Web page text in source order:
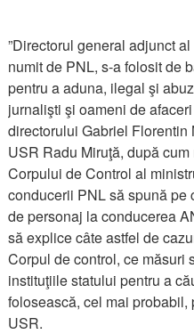
”Directorul general adjunct
numit de PNL, s-a folosit de
pentru a aduna, ilegal şi
jurnalişti şi oameni de
directorului Gabriel
USR Radu Miruţă, după
Corpului de Control al
conducerii PNL să spună pe
de personaj la conducerea
să explice câte astfel de
Corpul de control, ce măsuri
instituţiile statului pentru a
folosească, cel mai probabil,
USR.